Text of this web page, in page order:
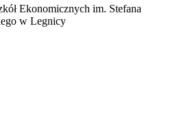
Ekonomicznych im. Stefana
w Legnicy